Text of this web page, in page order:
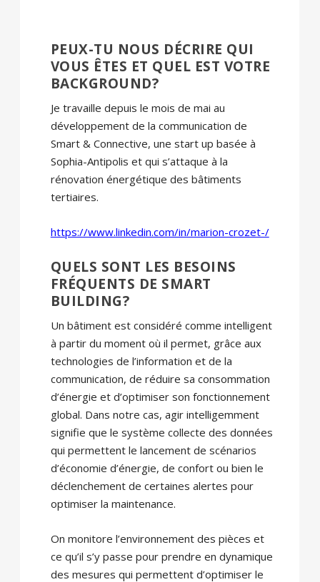
PEUX-TU NOUS DÉCRIRE QUI
VOUS ÊTES ET QUEL EST VOTRE
BACKGROUND?
Je travaille depuis le mois de mai au
développement de la communication de
Smart & Connective, une start up basée à
Sophia-Antipolis et qui s’attaque à la
rénovation énergétique des bâtiments
tertiaires.
https://www.linkedin.com/in/marion-crozet-/
QUELS SONT LES BESOINS
FRÉQUENTS DE SMART
BUILDING?
Un bâtiment est considéré comme intelligent
à partir du moment où il permet, grâce aux
technologies de l’information et de la
communication, de réduire sa consommation
d’énergie et d’optimiser son fonctionnement
global. Dans notre cas, agir intelligemment
signifie que le système collecte des données
qui permettent le lancement de scénarios
d’économie d’énergie, de confort ou bien le
déclenchement de certaines alertes pour
optimiser la maintenance.
On monitore l’environnement des pièces et
ce qu’il s’y passe pour prendre en dynamique
des mesures qui permettent d’optimiser le